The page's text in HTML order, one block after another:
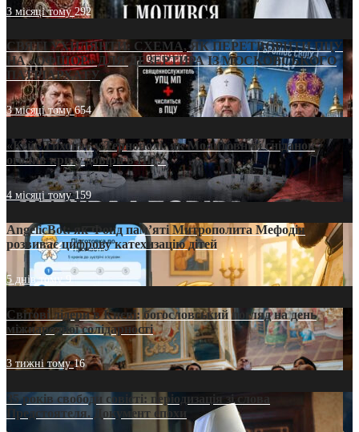
3 місяці тому292
СВЯТІ УХИЛЯНТИ: СХЕМА, ЯК ПЕРЕТВОРИТИ ПЦУ
НА «ОФШОР» ДЛЯ ДЕЗЕРТИРА ІЗ МОСКОВСЬКОГО
ПАТРІАРХАТУ
3 місяці тому654
«Кейс Тихона» у Тернополі: як Молитовний сніданок
оголив кризу довіри в ПЦУ
4 місяці тому159
AngelicBot: як Фонд пам’яті Митрополита Мефодія
розвиває цифрову катехизацію дітей
5 днів тому9
Світові лідери в Києві: богословський погляд на день
міжнародної солідарності
3 тижні тому16
35 років свободи совісті: періодизація зі слова
Предстоятеля. Документ епохи